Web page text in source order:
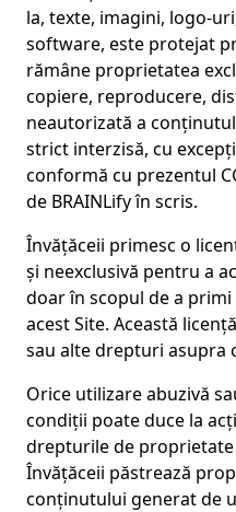
la, texte, imagini, logo-
software, este protejat
rămâne proprietatea
copiere, reproducere,
neautorizată a
strict interzisă, cu
conformă cu prezentul
de BRAINLify în scris.
Învățăceii primesc o
și neexclusivă pentru a
doar în scopul de a
acest Site. Această
sau alte drepturi asupra
Orice utilizare abuzivă
condiții poate duce la
drepturile de proprietate
Învățăceii păstrează
conținutului generat de